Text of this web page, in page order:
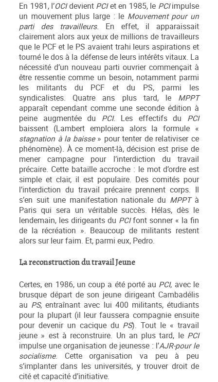
En 1981, l’OCIdevient PCIet en 1985, le PCIimpulse
un mouvement plus large : le Mouvement pour un
parti des travailleurs. En effet, il apparaissait
clairement alors aux yeux de millions de travailleurs
que le PCF et le PS avaient trahi leurs aspirations et
tourné le dos à la défense de leurs intérêts vitaux. La
nécessité d’un nouveau parti ouvrier commençait à
être ressentie comme un besoin, notamment parmi
les militants du PCF et du PS, parmi les
syndicalistes. Quatre ans plus tard, le MPPT
apparaît cependant comme une seconde édition à
peine augmentée du PCI. Les effectifs du PCI
baissent (Lambert emploiera alors la formule «
stagnation à la baisse» pour tenter de relativiser ce
phénomène). À ce moment-là, décision est prise de
mener campagne pour l’interdiction du travail
précaire. Cette bataille accroche : le mot d’ordre est
simple et clair, il est populaire. Des comités pour
l’interdiction du travail précaire prennent corps. Il
s’en suit une manifestation nationale du MPPTà
Paris qui sera un véritable succès. Hélas, dès le
lendemain, les dirigeants du PCIfont sonner « la fin
de la récréation ». Beaucoup de militants restent
alors sur leur faim. Et, parmi eux, Pedro.
La reconstruction du travail Jeune
Certes, en 1986, un coup a été porté au PCI, avec le
brusque départ de son jeune dirigeant Cambadélis
au PS, entraînant avec lui 400 militants, étudiants
pour la plupart (il leur faussera compagnie ensuite
pour devenir un cacique du PS). Tout le « travail
jeune » est à reconstruire. Un an plus tard, le PCI
impulse une organisation de jeunesse : l’AJR-pour le
socialisme. Cette organisation va peu à peu
s’implanter dans les universités, y trouver droit de
cité et capacité d’initiative.